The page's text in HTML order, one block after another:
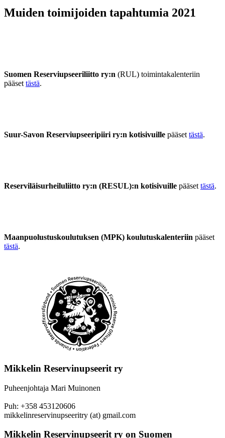
Muiden toimijoiden tapahtumia 2021
Suomen Reserviupseeriliitto ry:n (RUL) toimintakalenteriin
pääset tästä.
Suur-Savon Reserviupseeripiiri ry:n kotisivuille pääset tästä.
Reserviläisurheiluliitto ry:n (RESUL):n kotisivuille pääset tästä.
Maanpuolustuskoulutuksen (MPK) koulutuskalenteriin pääset
tästä.
Mikkelin Reservinupseerit ry
Puheenjohtaja Mari Muinonen
Puh: +358 453120606
mikkelinreservinupseeritry (at) gmail.com
Mikkelin Reservinupseerit ry on Suomen